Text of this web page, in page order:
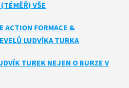
VŠE
ACTION FORMACE &
LUDVÍKA TURKA
TUREK NEJEN O BURZE V